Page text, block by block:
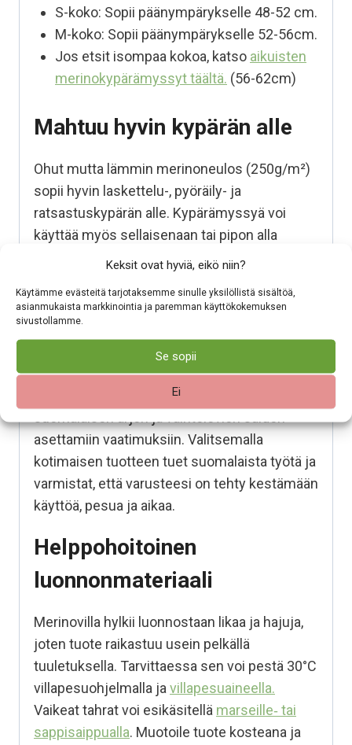
Keksit ovat hyviä, eikö niin?
Käytämme evästeitä tarjotaksemme sinulle yksilöllistä sisältöä,
asianmukaista markkinointia ja paremman käyttökokemuksen
sivustollamme.
Se sopii
Ei
S-koko: Sopii päänympärykselle 48-52 cm.
M-koko: Sopii päänympärykselle 52-56cm.
Jos etsit isompaa kokoa, katso aikuisten
merinokypärämyssyt täältä. (56-62cm)
Mahtuu hyvin kypärän alle
Ohut mutta lämmin merinoneulos (250g/m²)
sopii hyvin laskettelu-, pyöräily- ja
ratsastuskypärän alle. Kypärämyssyä voi
käyttää myös sellaisenaan tai pipon alla
lisälämpönä.
Kotimaista osaamista
pohjoisiin oloihin
Tämä tuote onsuunniteltu ja valmistettu
. Se on kehitetty vastaamaan
suomalaisen arjen ja vaihtelevien säiden
asettamiin vaatimuksiin. Valitsemalla
kotimaisen tuotteen tuet suomalaista työtä ja
varmistat, että varusteesi on tehty kestämään
käyttöä, pesua ja aikaa.
Helppohoitoinen
luonnonmateriaali
Merinovilla hylkii luonnostaan likaa ja hajuja,
joten tuote raikastuu usein pelkällä
tuuletuksella. Tarvittaessa sen voi pestä 30°C
villapesuohjelmalla javillapesuaineella.
Vaikeat tahrat voi esikäsitellä marseille‑ tai
sappisaippualla. Muotoile tuote kosteana ja